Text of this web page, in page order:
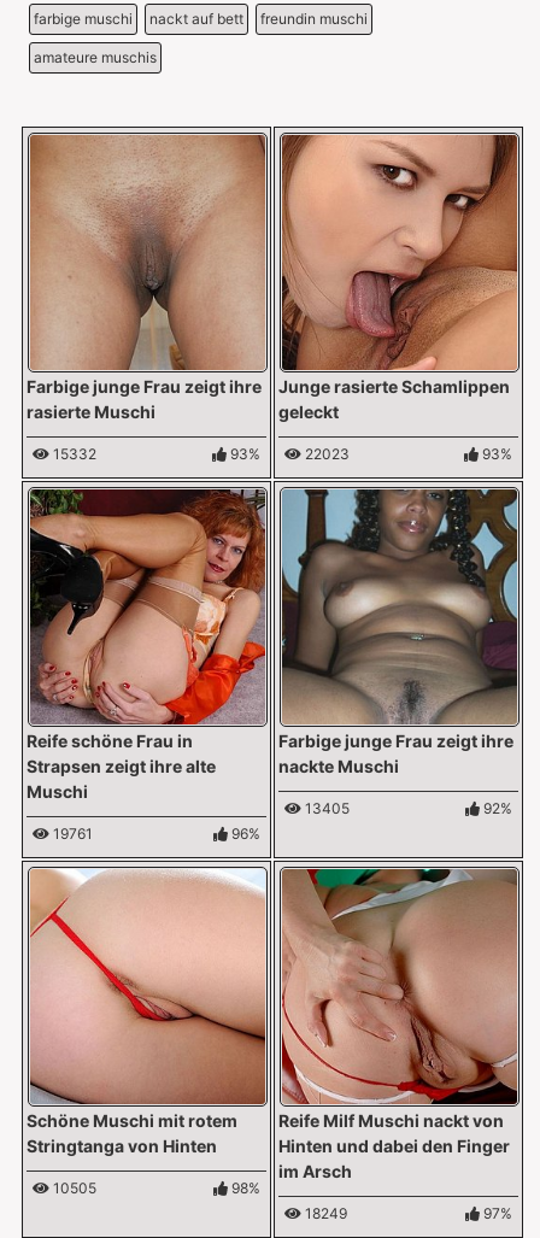
farbige muschi nackt auf bett freundin muschi
amateure muschis
Farbige junge Frau zeigt ihre
rasierte Muschi
15332 93%
Junge rasierte Schamlippen
geleckt
22023 93%
Reife schöne Frau in
Strapsen zeigt ihre alte
Muschi
19761 96%
Farbige junge Frau zeigt ihre
nackte Muschi
13405 92%
Schöne Muschi mit rotem
Stringtanga von Hinten
10505 98%
Reife Milf Muschi nackt von
Hinten und dabei den Finger
im Arsch
18249 97%